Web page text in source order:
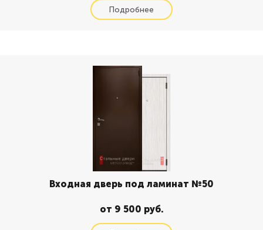
Входная дверь под ламинат №50
от 9 500 руб.